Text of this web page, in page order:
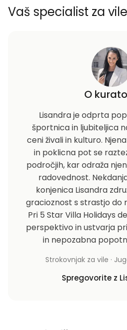
Vaš specialist za vile
O
Lisandra je odprta
športnica in ljubiteljica
ceni živali in kulturo.
in poklicna pot se
področjih, kar odraža
radovednost.
konjenica Lisandra
gracioznost s strastjo do
Pri 5 Star Villa Holidays
perspektivo in ustvarja
in nepozabna
Strokovnjak za vile ·
Spregovorite z